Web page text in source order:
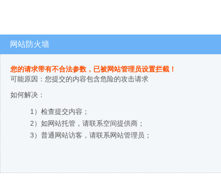
网站防火墙
您的请求带有不合法参数，已被网站管理员设置拦截！
可能原因：您提交的内容包含危险的攻击请求
如何解决：
1）检查提交内容；
2）如网站托管，请联系空间提供商；
3）普通网站访客，请联系网站管理员；